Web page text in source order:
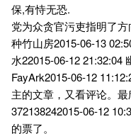
保,有恃无恐.
党为众贪官污吏指明了
种竹山房2015-06-13
水22015-06-12 21:32:04
FayArk2015-06-12
主的文章，又看评论。最
372138242015-06-12
的票了。